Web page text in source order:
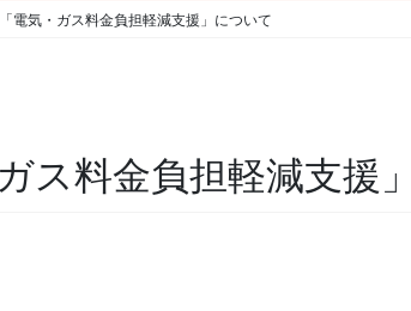
「電気・ガス料金負担軽減支援」について
ガス料金負担軽減支援